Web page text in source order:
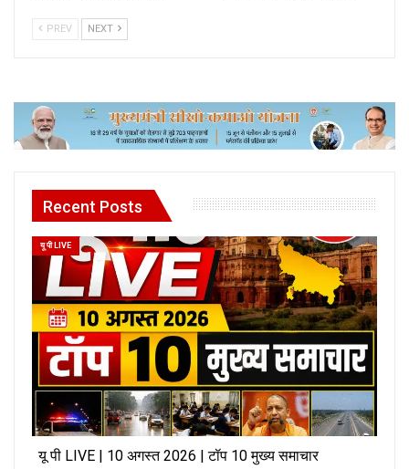
PREV NEXT
Recent Posts
यू पी LIVE
यू पी LIVE | 10 अगस्त 2026 | टॉप 10 मुख्य समाचार